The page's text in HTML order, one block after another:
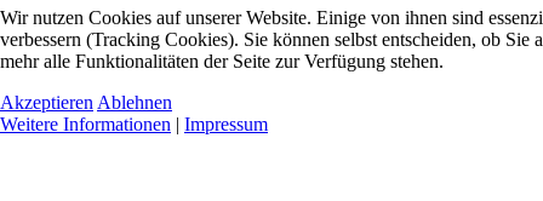
Wir nutzen Cookies auf unserer Website. Einige von ihnen sind
verbessern (Tracking Cookies). Sie können selbst entscheiden, ob
mehr alle Funktionalitäten der Seite zur Verfügung stehen.
Akzeptieren Ablehnen
Weitere Informationen | Impressum